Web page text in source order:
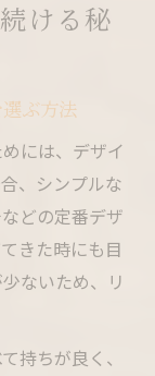
ける秘
ぶ方法
には、デザイ
、シンプルな
どの定番デザ
きた時にも目
ないため、リ
持ちが良く、